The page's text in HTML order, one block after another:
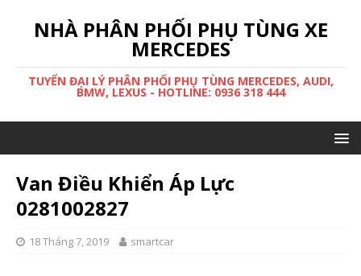
NHÀ PHÂN PHỐI PHỤ TÙNG XE
MERCEDES
TUYỂN ĐẠI LÝ PHÂN PHỐI PHỤ TÙNG MERCEDES, AUDI,
BMW, LEXUS - HOTLINE: 0936 318 444
Van Điều Khiển Áp Lực
0281002827
18 Tháng 7, 2019 smartcar